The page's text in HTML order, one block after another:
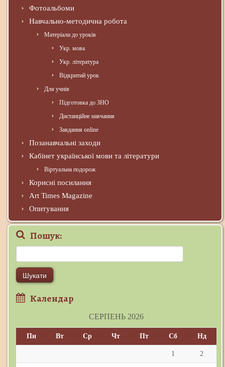
Фотоальбоми
Навчально-методична робота
Матеріали до уроків
Укр. мова
Укр. література
Відкритий урок
Для учнів
Підготовка до ЗНО
Дистанційне навчання
Завдання online
Позанавчальні заходи
Кабінет української мови та літератури
Віртуальна подорож
Корисні посилання
Art Times Magazine
Опитування
Пошук:
Календар
СЕРПЕНЬ 2026
Пн Вт Ср Чт Пт Сб Нд
1 2